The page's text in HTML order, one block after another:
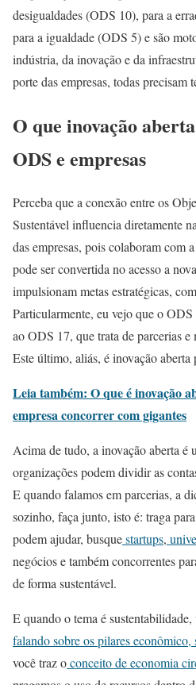
desigualdades (ODS 10), para a
para a igualdade (ODS 5) e são
indústria, da inovação e da
porte das empresas, todas precisam
O que inovação
ODS e empresas
Perceba que a conexão entre os
Sustentável influencia diretamente
das empresas, pois colaboram com
pode ser convertida no acesso a
impulsionam metas estratégicas,
Particularmente, eu vejo que o
ao ODS 17, que trata de parcerias e
Este último, aliás, é inovação aberta
Leia também: O que é inovação
empresa concorrer com gigantes
Acima de tudo, a inovação aberta é
organizações podem dividir as
E quando falamos em parcerias, a
sozinho, faça junto, isto é: traga
podem ajudar, busquestartups,
negócios e também concorrentes
de forma sustentável.
E quando o tema é
falando sobre os pilares econômico,
você traz oconceito de economia